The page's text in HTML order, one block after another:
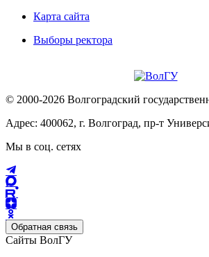
Карта сайта
Выборы ректора
© 2000-2026 Волгоградский
Адрес: 400062, г. Волгоград, пр-т
Мы в соц. сетях
Обратная связь
Сайты ВолГУ